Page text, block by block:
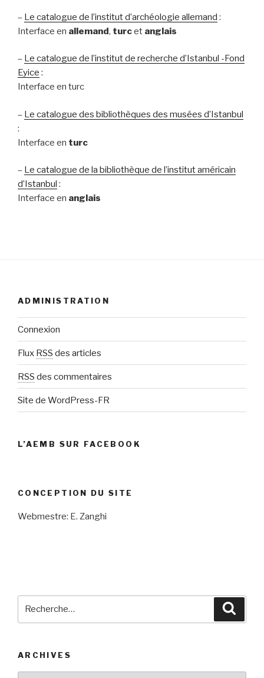
– Le catalogue de l’institut d’archéologie allemand :
Interface en allemand, turcet anglais
– Le catalogue de l’institut de recherche d’Istanbul -Fond
Eyice :
Interface en turc
– Le catalogue des bibliothèques des musées d’Istanbul
:
Interface en turc
– Le catalogue de la bibliothèque de l’institut américain
d’Istanbul :
Interface en anglais
ADMINISTRATION
Connexion
Flux RSS des articles
RSS des commentaires
Site de WordPress-FR
L’AEMB SUR FACEBOOK
CONCEPTION DU SITE
Webmestre: E. Zanghi
ARCHIVES